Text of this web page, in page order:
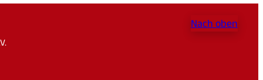
Nach oben